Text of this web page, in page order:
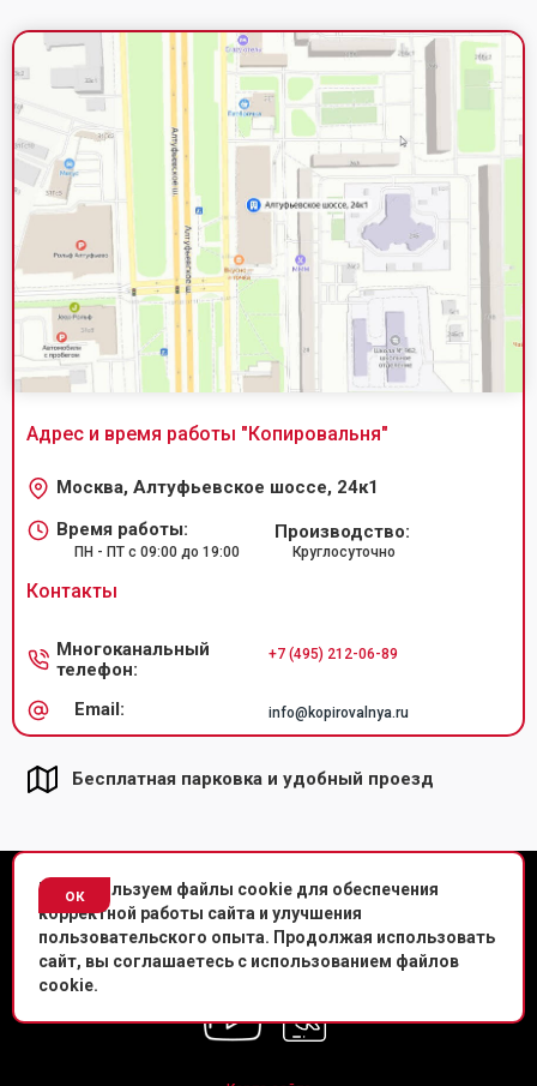
Адрес и время работы "Копировальня"
Москва, Алтуфьевское шоссе, 24к1
Время работы:
ПН - ПТ с 09:00 до 19:00
Производство:
Круглосуточно
Контакты
Многоканальный
телефон:
+7 (495) 212-06-89
Email: info@kopirovalnya.ru
Бесплатная парковка и удобный проезд
ок
Мы используем файлы cookie для обеспечения
корректной работы сайта и улучшения
пользовательского опыта. Продолжая использовать
сайт, вы соглашаетесь с использованием файлов
cookie.
© Копировальный центр «Копировальня» 2013-
Политика конфиденциальности
Мы в соц. сетях